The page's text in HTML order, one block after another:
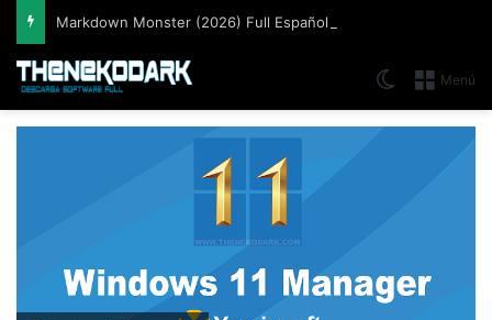
Markdown Monster (2026) Full Español [Mega]
Menú
Switch skin